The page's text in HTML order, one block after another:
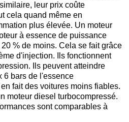
leur prix coûte
cela quand même en
plus élevée. Un moteur
à essence de puissance
% de moins. Cela se fait grâce
d'injection. Ils fonctionnent
Ils peuvent atteindre
6 bars de l'essence
fait des voitures moins fiables.
moteur diesel turbocompressé.
sont comparables à